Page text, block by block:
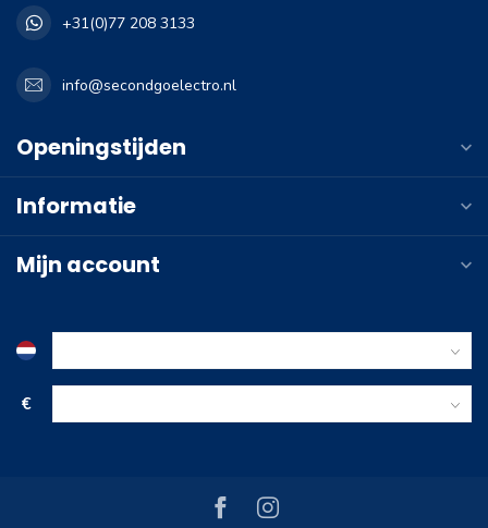
+31(0)77 208 3133
info@secondgoelectro.nl
Openingstijden
Informatie
Mijn account
€